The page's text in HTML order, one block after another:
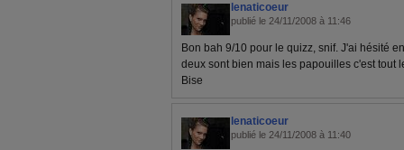
lenaticoeur
publié le 24/11/2008 à 11:46
Bon bah 9/10 pour le quizz, snif. J'ai hésité
deux sont bien mais les papouilles c'est tout
Bise
lenaticoeur
publié le 24/11/2008 à 11:40